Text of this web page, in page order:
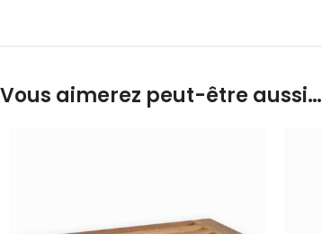
Vous aimerez peut-être aussi…